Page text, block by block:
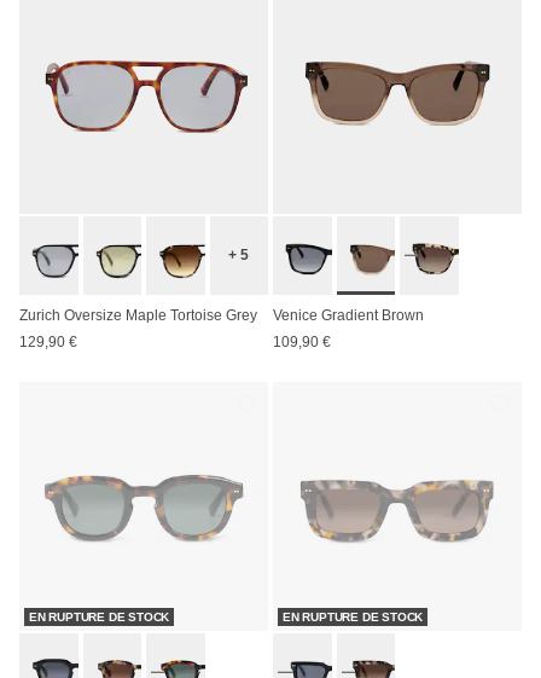
+ 5
Zurich Oversize Maple Tortoise Grey
129,90 €
Venice Gradient Brown
109,90 €
EN RUPTURE DE STOCK EN RUPTURE DE STOCK